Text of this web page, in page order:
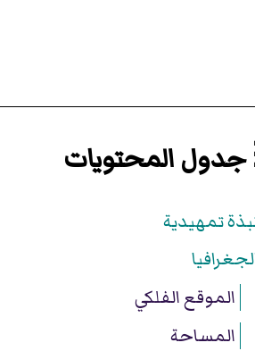
المحتويات
تمهيدية
الموقع الفلكي
المساحة